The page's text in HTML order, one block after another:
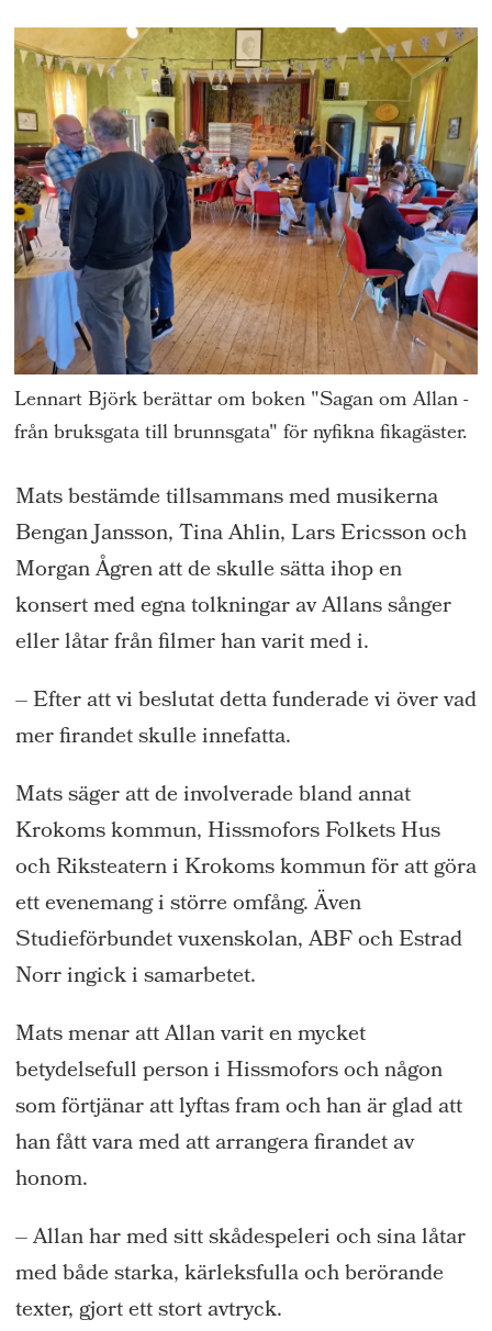
Lennart Björk berättar om boken "Sagan om Allan -
från bruksgata till brunnsgata" för nyfikna fikagäster.
Mats bestämde tillsammans med musikerna
Bengan Jansson, Tina Ahlin, Lars Ericsson och
Morgan Ågren att de skulle sätta ihop en
konsert med egna tolkningar av Allans sånger
eller låtar från filmer han varit med i.
– Efter att vi beslutat detta funderade vi över vad
mer firandet skulle innefatta.
Mats säger att de involverade bland annat
Krokoms kommun, Hissmofors Folkets Hus
och Riksteatern i Krokoms kommun för att göra
ett evenemang i större omfång. Även
Studieförbundet vuxenskolan, ABF och Estrad
Norr ingick i samarbetet.
Mats menar att Allan varit en mycket
betydelsefull person i Hissmofors och någon
som förtjänar att lyftas fram och han är glad att
han fått vara med att arrangera firandet av
honom.
– Allan har med sitt skådespeleri och sina låtar
med både starka, kärleksfulla och berörande
texter, gjort ett stort avtryck.